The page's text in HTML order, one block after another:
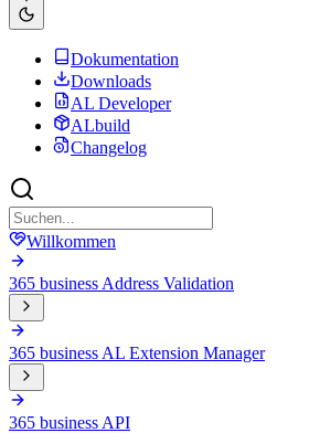
Dokumentation
Downloads
AL Developer
ALbuild
Changelog
Willkommen
365 business Address Validation
365 business AL Extension Manager
365 business API